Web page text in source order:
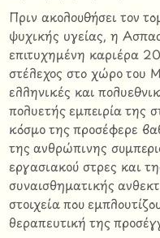
Πριν ακολουθήσει τον
ψυχικής υγείας, η
επιτυχημένη καριέρα
στέλεχος στο χώρο του
ελληνικές και
πολυετής εμπειρία της
κόσμο της προσέφερε
της ανθρώπινης
εργασιακού στρες και
συναισθηματικής
στοιχεία που
θεραπευτική της